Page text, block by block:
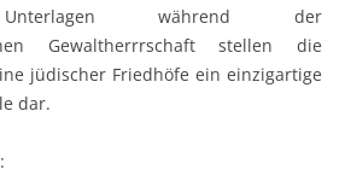
während der
Gewaltherrrschaft stellen die
jüdischer Friedhöfe ein einzigartige
dar.